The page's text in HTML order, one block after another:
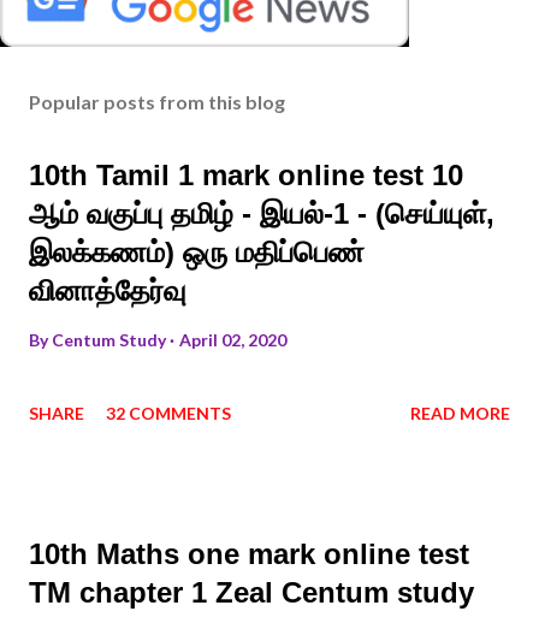
Popular posts from this blog
10th Tamil 1 mark online test 10
ஆம் வகுப்பு தமிழ் - இயல்-1 - (செய்யுள்,
இலக்கணம்) ஒரு மதிப்பெண்
வினாத்தேர்வு
ByCentum Study April 02, 2020
SHARE 32 COMMENTS READ MORE
10th Maths one mark online test
TM chapter 1 Zeal Centum study